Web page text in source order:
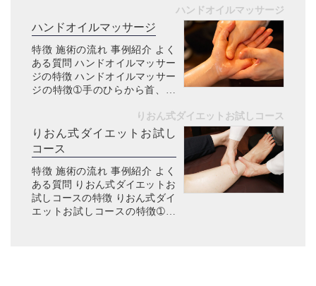
むくみがひどく、夕方になると
靴がきつく感じる冷え性で、
足...
ハンドオイルマッサージ
ハンドオイルマッサージ
特徴 施術の流れ 事例紹介 よく
ある質問 ハンドオイルマッサー
ジの特徴 ハンドオイルマッサー
ジの特徴➀手のひらから首、肩
きる こんなお悩みありません
か？ 手が冷たい・冷え性がつら
いパソコン・スマホの使いすぎ
で...
りおん式ダイエットお試しコース
りおん式ダイエットお試し
コース
特徴 施術の流れ 事例紹介 よく
ある質問 りおん式ダイエットお
試しコースの特徴 りおん式ダイ
エットお試しコースの特徴➀太